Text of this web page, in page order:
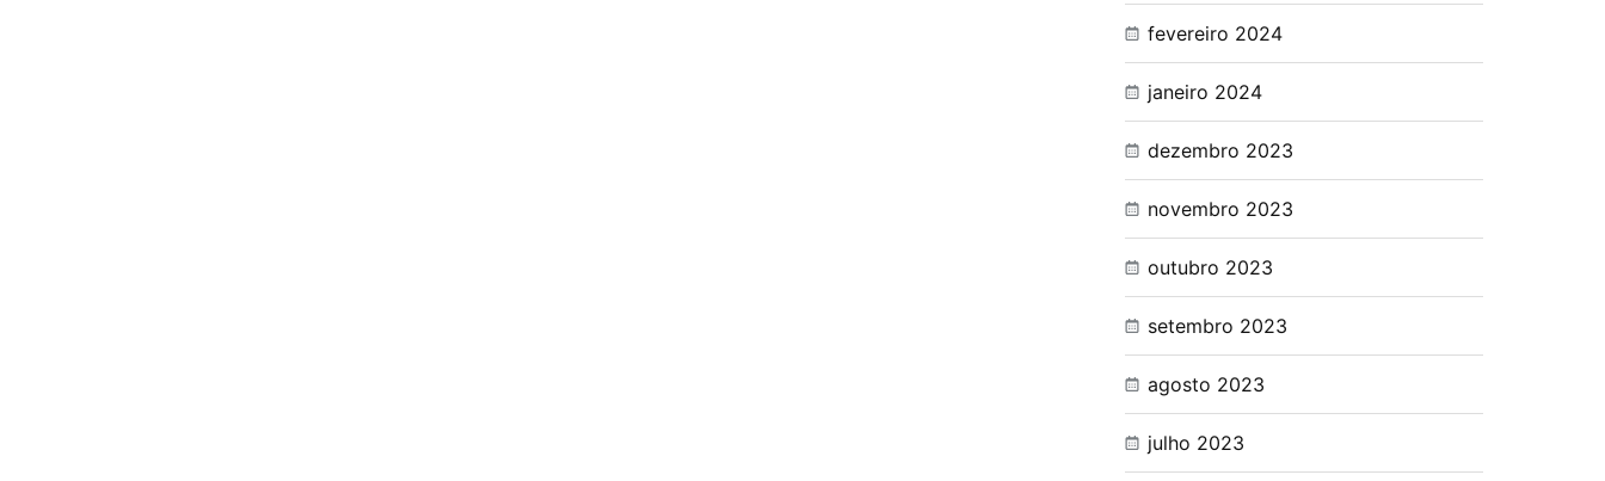
fevereiro 2024
janeiro 2024
dezembro 2023
novembro 2023
outubro 2023
setembro 2023
agosto 2023
julho 2023